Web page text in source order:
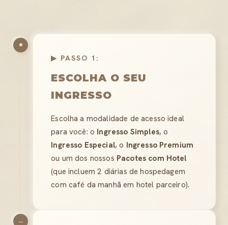
▶ PASSO 1:
ESCOLHA O SEU
INGRESSO
Escolha a modalidade de acesso ideal
para você: o Ingresso Simples, o
Ingresso Especial, o Ingresso Premium
ou um dos nossos Pacotes com Hotel
(que incluem 2 diárias de hospedagem
com café da manhã em hotel parceiro).
...